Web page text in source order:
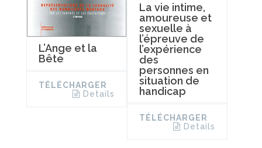
L’Ange et la
Bête
TÉLÉCHARGER
Details
La vie intime,
amoureuse et
sexuelle à
l’épreuve de
l’expérience
des
personnes en
situation de
handicap
TÉLÉCHARGER
Details